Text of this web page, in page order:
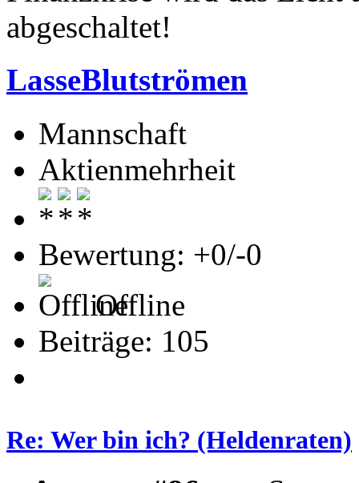
abgeschaltet!
LasseBlutströmen
Mannschaft
Aktienmehrheit
Bewertung: +0/-0
Offline
Beiträge: 105
Re: Wer bin ich? (Heldenraten)